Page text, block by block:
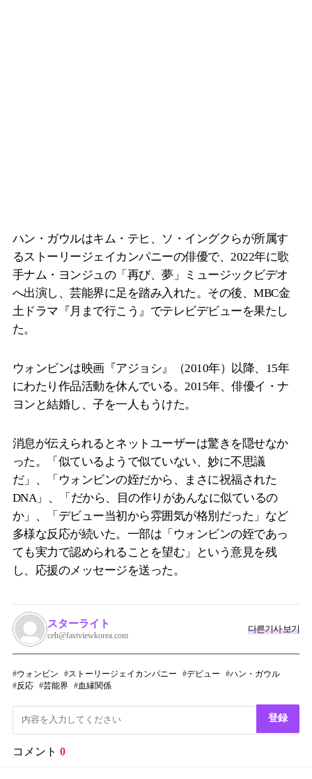
ハン・ガウルはキム・テヒ、ソ・イングクらが所属す
るストーリージェイカンパニーの俳優で、2022年に歌
手ナム・ヨンジュの「再び、夢」ミュージックビデオ
へ出演し、芸能界に足を踏み入れた。その後、MBC金
土ドラマ『月まで行こう』でテレビデビューを果たし
た。
ウォンビンは映画『アジョシ』（2010年）以降、15年
にわたり作品活動を休んでいる。2015年、俳優イ・ナ
ヨンと結婚し、子を一人もうけた。
消息が伝えられるとネットユーザーは驚きを隠せなか
った。「似ているようで似ていない、妙に不思議
だ」、「ウォンビンの姪だから、まさに祝福された
DNA」、「だから、目の作りがあんなに似ているの
か」、「デビュー当初から雰囲気が格別だった」など
多様な反応が続いた。一部は「ウォンビンの姪であっ
ても実力で認められることを望む」という意見を残
し、応援のメッセージを送った。
スターライト
ceh@fastviewkorea.com
다른기사 보기
ウォンビン ストーリージェイカンパニー デビュー
ハン・ガウル
反応
芸能界 血縁関係
登録
コメント 0